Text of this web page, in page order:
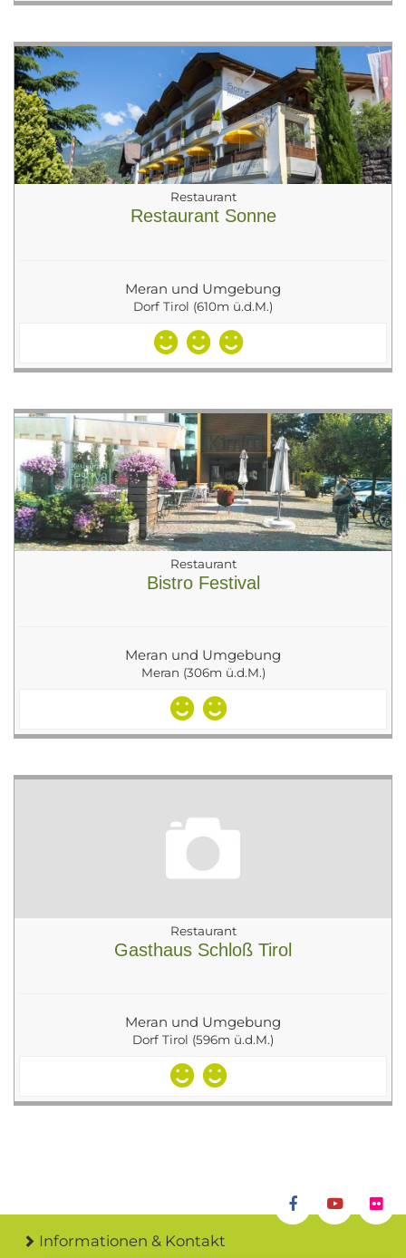
Restaurant
Restaurant Sonne
Meran und Umgebung
Dorf Tirol (610m ü.d.M.)
Restaurant
Bistro Festival
Meran und Umgebung
Meran (306m ü.d.M.)
Restaurant
Gasthaus Schloß Tirol
Meran und Umgebung
Dorf Tirol (596m ü.d.M.)
Informationen & Kontakt